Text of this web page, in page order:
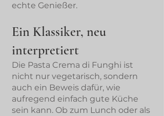
echte Genießer.
Ein Klassiker, neu
interpretiert
Die Pasta Crema di Funghi ist
nicht nur vegetarisch, sondern
auch ein Beweis dafür, wie
aufregend einfach gute Küche
sein kann. Ob zum Lunch oder als